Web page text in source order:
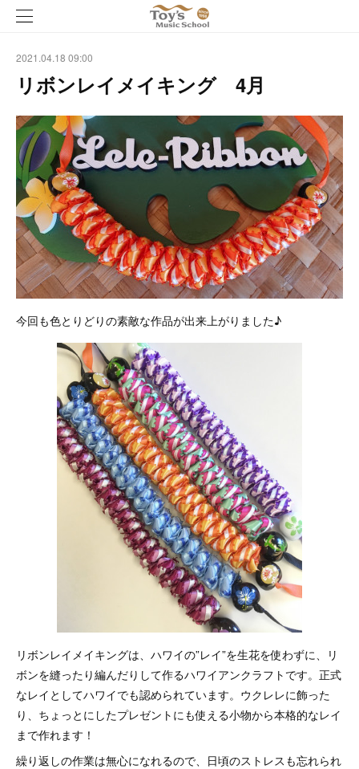
2021.04.18 09:00
リボンレイメイキング 4月
今回も色とりどりの素敵な作品が出来上がりました♪
リボンレイメイキングは、ハワイの”レイ”を生花を使わずに、リ
ボンを縫ったり編んだりして作るハワイアンクラフトです。正式
なレイとしてハワイでも認められています。ウクレレに飾った
り、ちょっとにしたプレゼントにも使える小物から本格的なレイ
まで作れます！
繰り返しの作業は無心になれるので、日頃のストレスも忘れられ